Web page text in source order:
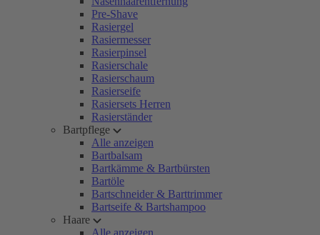
Pre-Shave
Rasiergel
Rasiermesser
Rasierpinsel
Rasierschale
Rasierschaum
Rasierseife
Rasiersets Herren
Rasierständer
Bartpflege
Alle anzeigen
Bartbalsam
Bartkämme & Bartbürsten
Bartöle
Bartschneider & Barttrimmer
Bartseife & Bartshampoo
Haare
Alle anzeigen